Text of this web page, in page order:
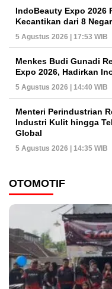
IndoBeauty Expo 2026
Kecantikan dari 8
5 Agustus 2026 | 17:53 WIB
Menkes Budi Gunadi
Expo 2026, Hadirkan
5 Agustus 2026 | 14:40 WIB
Menteri Perindustrian
Industri Kulit hingga
Global
5 Agustus 2026 | 14:35 WIB
OTOMOTIF